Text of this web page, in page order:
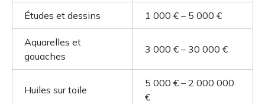
Études et dessins 1 000 € – 5 000 €
Aquarelles et
gouaches
3 000 € – 30 000 €
Huiles sur toile
5 000 € – 2 000 000
€